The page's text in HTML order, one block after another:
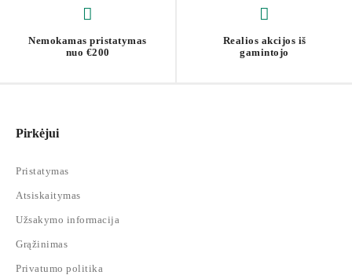
Nemokamas pristatymas
nuo €200
Realios akcijos iš
gamintojo
Pirkėjui
Pristatymas
Atsiskaitymas
Užsakymo informacija
Grąžinimas
Privatumo politika